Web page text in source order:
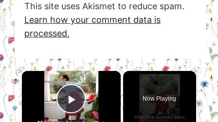
This site uses Akismet to reduce spam.
Learn how your comment data is
processed.
×
Play Video
Now Playing